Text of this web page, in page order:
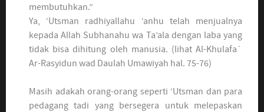
membutuhkan.”
Ya, ‘Utsman radhiyallahu ‘anhu telah menjualnya
kepada Allah Subhanahu wa Ta’ala dengan laba yang
tidak bisa dihitung oleh manusia. (lihat Al-Khulafa`
Ar-Rasyidun wad Daulah Umawiyah hal. 75-76)
Masih adakah orang-orang seperti ‘Utsman dan para
pedagang tadi yang bersegera untuk melepaskan